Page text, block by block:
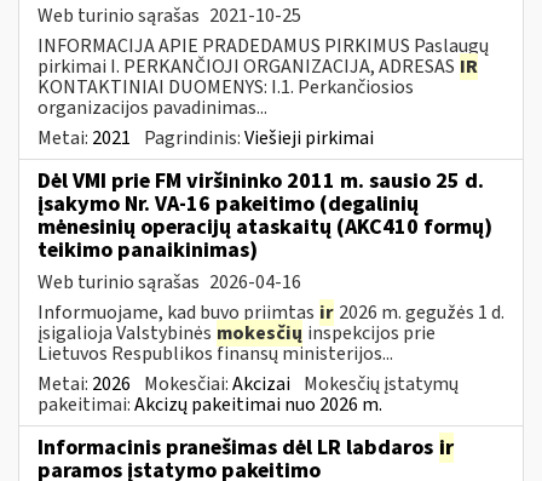
Web turinio sąrašas 2021-10-25
INFORMACIJA APIE PRADEDAMUS PIRKIMUS Paslaugų
pirkimai I. PERKANČIOJI ORGANIZACIJA, ADRESAS IR
KONTAKTINIAI DUOMENYS: I.1. Perkančiosios
organizacijos pavadinimas...
Metai: 2021 Pagrindinis:Viešieji pirkimai
Dėl VMI prie FM viršininko 2011 m. sausio 25 d.
įsakymo Nr. VA-16 pakeitimo (degalinių
mėnesinių operacijų ataskaitų (AKC410 formų)
teikimo panaikinimas)
Web turinio sąrašas 2026-04-16
Informuojame, kad buvo priimtas ir 2026 m. gegužės 1 d.
įsigalioja Valstybinės mokesčių inspekcijos prie
Lietuvos Respublikos finansų ministerijos...
Metai: 2026 Mokesčiai:Akcizai Mokesčių įstatymų
pakeitimai:Akcizų pakeitimai nuo 2026 m.
Informacinis pranešimas dėl LR labdaros ir
paramos įstatymo pakeitimo